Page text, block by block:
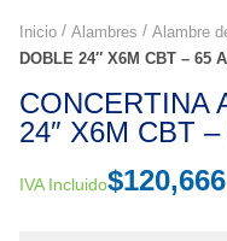
Inicio Alambres Alambre
DOBLE 24″ X6M CBT – 65
CONCERTINA
24″ X6M CBT
$120,666
IVA Incluido